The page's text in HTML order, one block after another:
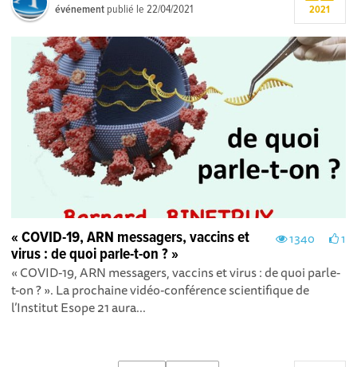
événement publié le22/04/2021 2021
1340 1
« COVID-19, ARN messagers, vaccins et
virus : de quoi parle-t-on ? »
« COVID-19, ARN messagers, vaccins et virus : de quoi parle-
t-on ? ». La prochaine vidéo-conférence scientifique de
l’Institut Esope 21 aura...